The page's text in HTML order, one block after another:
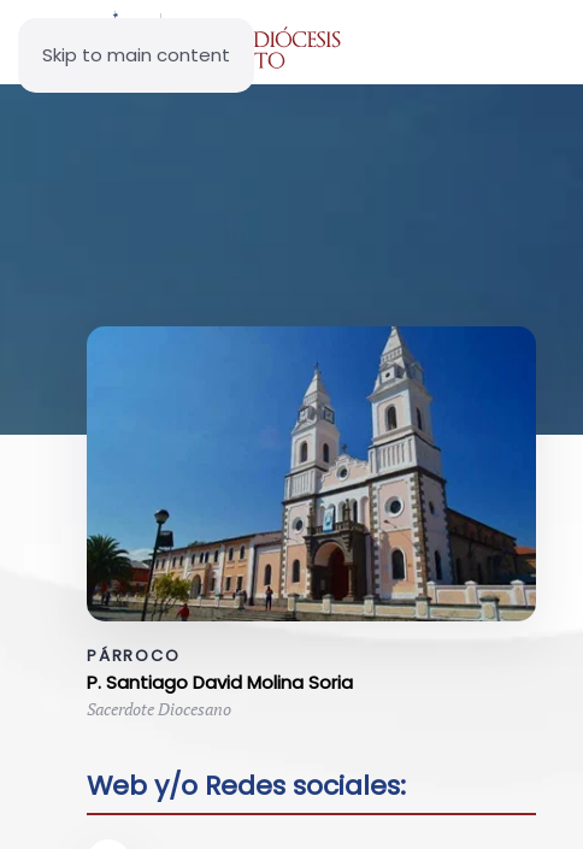
Skip to main content
PÁRROCO
P. Santiago David Molina Soria
Sacerdote Diocesano
Web y/o Redes sociales: